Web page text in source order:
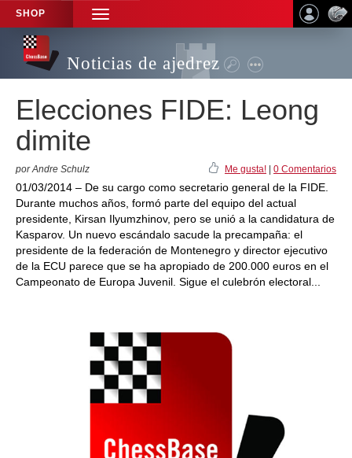
SHOP
TOGGLE
NAVIGATION
Noticias de ajedrez
Elecciones FIDE: Leong
dimite
por Andre Schulz Me gusta! 0 Comentarios
01/03/2014 – De su cargo como secretario general de la FIDE.
Durante muchos años, formó parte del equipo del actual
presidente, Kirsan Ilyumzhinov, pero se unió a la candidatura de
Kasparov. Un nuevo escándalo sacude la precampaña: el
presidente de la federación de Montenegro y director ejecutivo
de la ECU parece que se ha apropiado de 200.000 euros en el
Campeonato de Europa Juvenil. Sigue el culebrón electoral...